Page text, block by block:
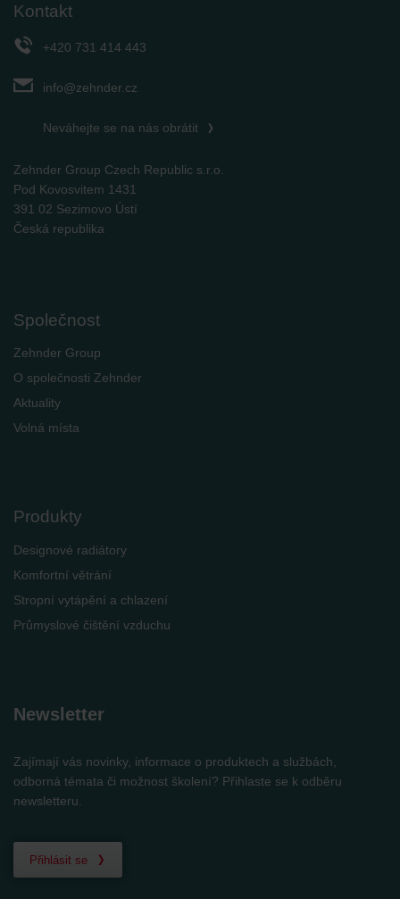
Kontakt
+420 731 414 443
info@zehnder.cz
Neváhejte se na nás obrátit
Zehnder Group Czech Republic s.r.o.
Pod Kovosvitem 1431
391 02 Sezimovo Ústí
Česká republika
Společnost
Zehnder Group
O společnosti Zehnder
Aktuality
Volná místa
Produkty
Designové radiátory
Komfortní větrání
Stropní vytápění a chlazení
Průmyslové čištění vzduchu
Newsletter
Zajímají vás novinky, informace o produktech a službách,
odborná témata či možnost školení? Přihlaste se k odběru
newsletteru.
Přihlásit se